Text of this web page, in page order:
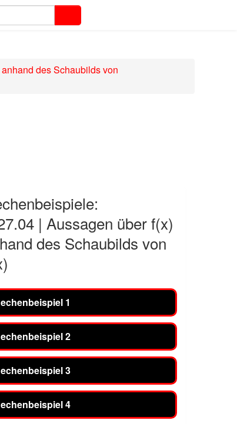
des Schaubilds von
| Aussagen über f(x)
des Schaubilds von
1
2
3
4